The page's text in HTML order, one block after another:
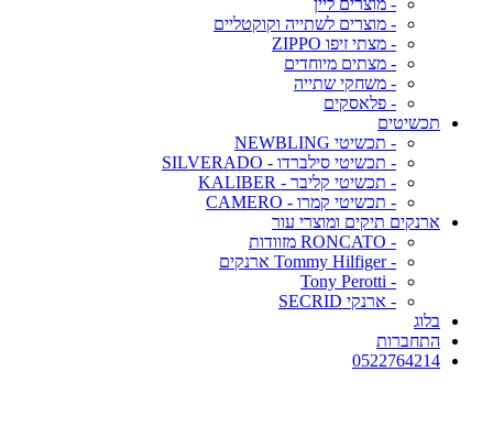
- מוצרים ליין
- מוצרים לשתייה וקוקטליים
- מצתי זיפו ZIPPO
- מצתים מיוחדים
- משחקי שתייה
- פלאסקים
תכשיטים
- תכשיטי NEWBLING
- תכשיטי סילברדו - SILVERADO
- תכשיטי קליבר - KALIBER
- תכשיטי קמרו - CAMERO
ארנקים תיקים ומוצרי עור
- RONCATO מזוודות
- Tommy Hilfiger ארנקים
- Tony Perotti
- ארנקי SECRID
בלוג
התחברות
0522764214